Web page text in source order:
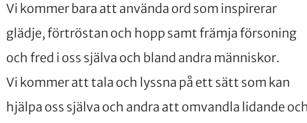
Vi kommer bara att använda ord som inspirerar
glädje, förtröstan och hopp samt främja försoning
och fred i oss själva och bland andra människor.
Vi kommer att tala och lyssna på ett sätt som kan
hjälpa oss själva och andra att omvandla lidande